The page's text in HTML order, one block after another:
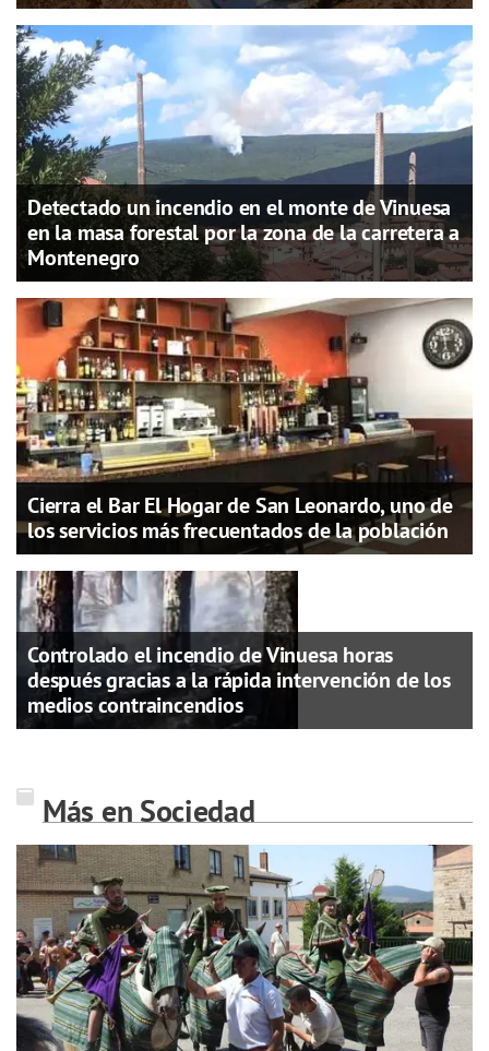
Detectado un incendio en el monte de Vinuesa
en la masa forestal por la zona de la carretera a
Montenegro
Cierra el Bar El Hogar de San Leonardo, uno de
los servicios más frecuentados de la población
Controlado el incendio de Vinuesa horas
después gracias a la rápida intervención de los
medios contraincendios
Más en Sociedad